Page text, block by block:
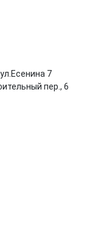
7
пер., 6